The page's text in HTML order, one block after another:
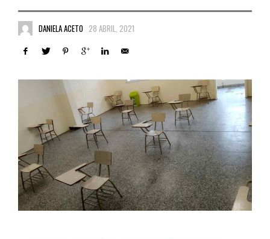
DANIELA ACETO 28 ABRIL, 2021